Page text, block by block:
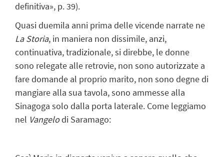
definitiva», p. 39).
Quasi duemila anni prima delle vicende narrate ne
La Storia, in maniera non dissimile, anzi,
continuativa, tradizionale, si direbbe, le donne
sono relegate alle retrovie, non sono autorizzate a
fare domande al proprio marito, non sono degne di
mangiare alla sua tavola, sono ammesse alla
Sinagoga solo dalla porta laterale. Come leggiamo
nel Vangelodi Saramago: